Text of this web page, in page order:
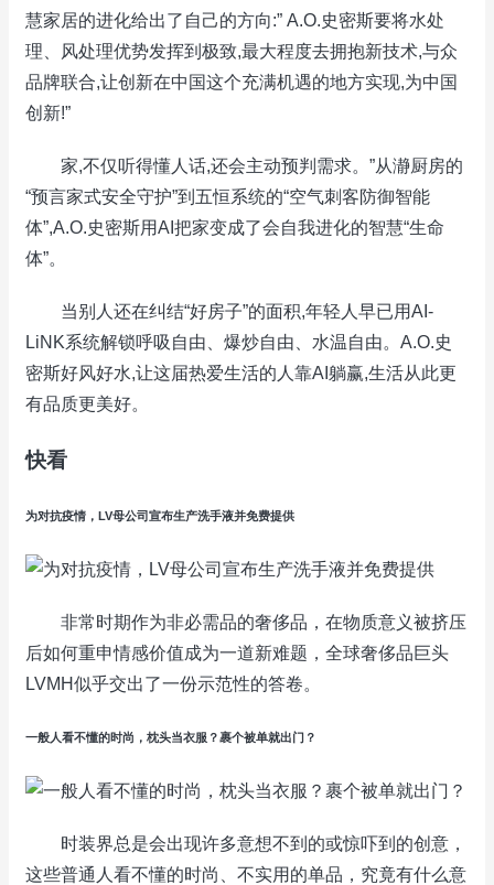
慧家居的进化给出了自己的方向:” A.O.史密斯要将水处
理、风处理优势发挥到极致,最大程度去拥抱新技术,与众
品牌联合,让创新在中国这个充满机遇的地方实现,为中国
创新!”
家,不仅听得懂人话,还会主动预判需求。”从瀞厨房的
“预言家式安全守护”到五恒系统的“空气刺客防御智能
体”,A.O.史密斯用AI把家变成了会自我进化的智慧“生命
体”。
当别人还在纠结“好房子”的面积,年轻人早已用AI-
LiNK系统解锁呼吸自由、爆炒自由、水温自由。A.O.史
密斯好风好水,让这届热爱生活的人靠AI躺赢,生活从此更
有品质更美好。
快看
为对抗疫情，LV母公司宣布生产洗手液并免费提供
非常时期作为非必需品的奢侈品，在物质意义被挤压
后如何重申情感价值成为一道新难题，全球奢侈品巨头
LVMH似乎交出了一份示范性的答卷。
一般人看不懂的时尚，枕头当衣服？裹个被单就出门？
时装界总是会出现许多意想不到的或惊吓到的创意，
这些普通人看不懂的时尚、不实用的单品，究竟有什么意